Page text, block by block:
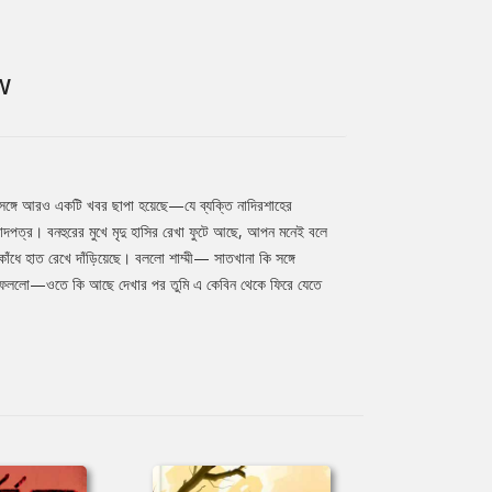
আরও একটি খবর ছাপা হয়েছে—যে ব্যক্তি নাদিরশাহের
বনহুরের মুখে মৃদু হাসির রেখা ফুটে আছে, আপন মনেই বলে
হাত রেখে দাঁড়িয়েছে। বললো শাম্মী— সাতখানা কি সঙ্গে
কি আছে দেখার পর তুমি এ কেবিন থেকে ফিরে যেতে